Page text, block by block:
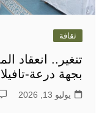
ثقافة
تنغير.. انعقاد
بجهة درعة-
يوليو 13, 2026